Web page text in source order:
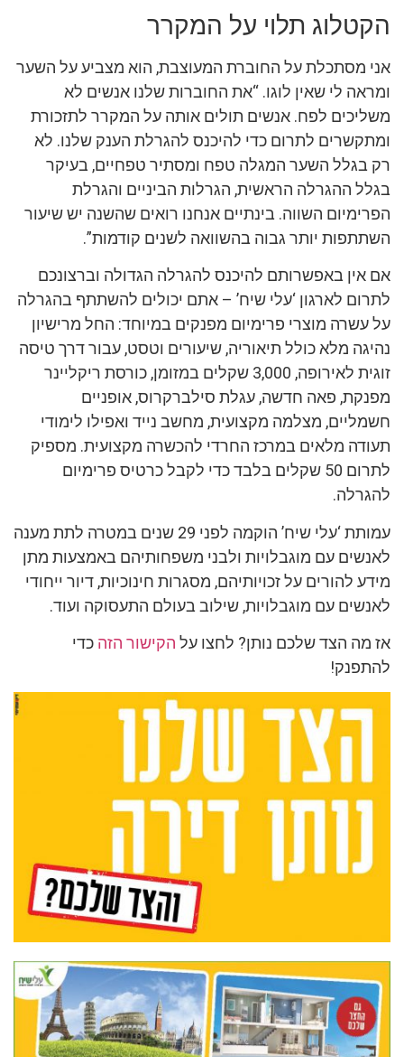
הקטלוג תלוי על המקרר
אני מסתכלת על החוברת המעוצבת, הוא מצביע על השער
ומראה לי שאין לוגו. “את החוברות שלנו אנשים לא
משליכים לפח. אנשים תולים אותה על המקרר לתזכורת
ומתקשרים לתרום כדי להיכנס להגרלת הענק שלנו. לא
רק בגלל השער המגלה טפח ומסתיר טפחיים, בעיקר
בגלל ההגרלה הראשית, הגרלות הביניים והגרלת
הפרימיום השווה. בינתיים אנחנו רואים שהשנה יש שיעור
השתתפות יותר גבוה בהשוואה לשנים קודמות”.
אם אין באפשרותם להיכנס להגרלה הגדולה וברצונכם
לתרום לארגון ‘עלי שיח’ – אתם יכולים להשתתף בהגרלה
על עשרה מוצרי פרימיום מפנקים במיוחד: החל מרישיון
נהיגה מלא כולל תיאוריה, שיעורים וטסט, עבור דרך טיסה
זוגית לאירופה, 3,000 שקלים במזומן, כורסת ריקליינר
מפנקת, פאה חדשה, עגלת סילברקרוס, אופניים
חשמליים, מצלמה מקצועית, מחשב נייד ואפילו לימודי
תעודה מלאים במרכז החרדי להכשרה מקצועית. מספיק
לתרום 50 שקלים בלבד כדי לקבל כרטיס פרימיום
להגרלה.
עמותת ‘עלי שיח’ הוקמה לפני 29 שנים במטרה לתת מענה
לאנשים עם מוגבלויות ולבני משפחותיהם באמצעות מתן
מידע להורים על זכויותיהם, מסגרות חינוכיות, דיור ייחודי
לאנשים עם מוגבלויות, שילוב בעולם התעסוקה ועוד.
אז מה הצד שלכם נותן? לחצו על הקישור הזה כדי
להתפנק!